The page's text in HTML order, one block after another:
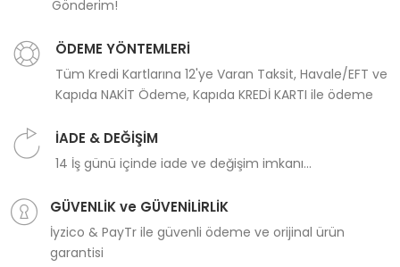
Gönderim!
ÖDEME YÖNTEMLERİ
Tüm Kredi Kartlarına 12'ye Varan Taksit, Havale/EFT ve
Kapıda NAKİT Ödeme, Kapıda KREDİ KARTI ile ödeme
İADE & DEĞİŞİM
14 İş günü içinde iade ve değişim imkanı...
GÜVENLİK ve GÜVENİLİRLİK
İyzico & PayTr ile güvenli ödeme ve orijinal ürün
garantisi